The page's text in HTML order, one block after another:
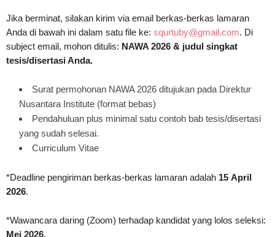
Jika berminat, silakan kirim via email berkas-berkas lamaran
Anda di bawah ini dalam satu file ke: squrtuby@gmail.com. Di
subject email, mohon ditulis: NAWA 2026 & judul singkat
tesis/disertasi Anda.
Surat permohonan NAWA 2026 ditujukan pada Direktur
Nusantara Institute (format bebas)
Pendahuluan plus minimal satu contoh bab tesis/disertasi
yang sudah selesai.
Curriculum Vitae
*Deadline pengiriman berkas-berkas lamaran adalah 15 April
2026.
*Wawancara daring (Zoom) terhadap kandidat yang lolos seleksi:
Mei 2026.